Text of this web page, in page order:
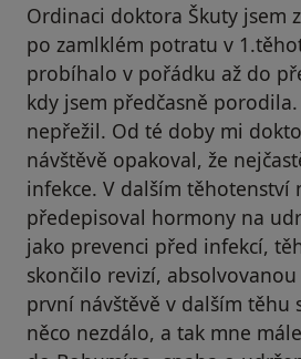
Ordinaci doktora Škuty jsem
po zamlklém potratu v
probíhalo v pořádku až do
kdy jsem předčasně
nepřežil. Od té doby mi
návštěvě opakoval, že
infekce. V dalším těhotenství
předepisoval hormony na
jako prevenci před infekcí,
skončilo revizí,
první návštěvě v dalším těhu
něco nezdálo, a tak mne